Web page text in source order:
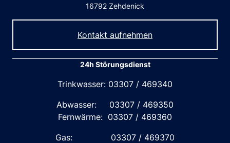
16792 Zehdenick
Kontakt aufnehmen
24h Störungsdienst
Trinkwasser: 03307 / 469340
Abwasser: 03307 / 469350
Fernwärme: 03307 / 469360
Gas: 03307 / 469370